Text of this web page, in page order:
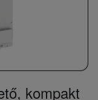
kompakt